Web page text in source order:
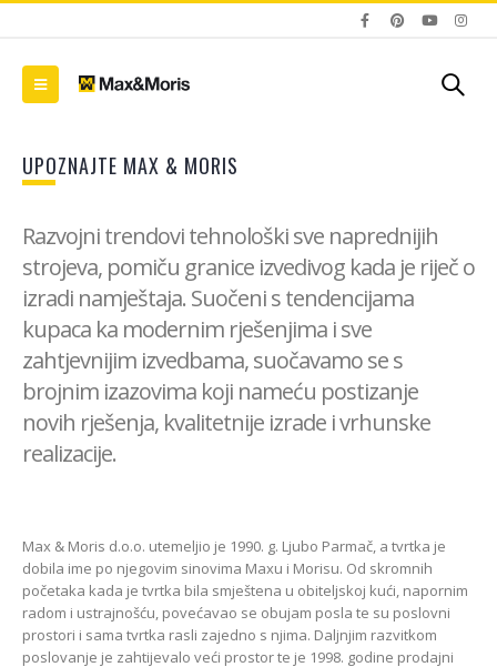
UPOZNAJTE MAX & MORIS
Razvojni trendovi tehnološki sve naprednijih
strojeva, pomiču granice izvedivog kada je riječ o
izradi namještaja. Suočeni s tendencijama
kupaca ka modernim rješenjima i sve
zahtjevnijim izvedbama, suočavamo se s
brojnim izazovima koji nameću postizanje
novih rješenja, kvalitetnije izrade i vrhunske
realizacije.
Max & Moris d.o.o. utemeljio je 1990. g. Ljubo Parmač, a tvrtka je
dobila ime po njegovim sinovima Maxu i Morisu. Od skromnih
početaka kada je tvrtka bila smještena u obiteljskoj kući, napornim
radom i ustrajnošću, povećavao se obujam posla te su poslovni
prostori i sama tvrtka rasli zajedno s njima. Daljnjim razvitkom
poslovanje je zahtijevalo veći prostor te je 1998. godine prodajni